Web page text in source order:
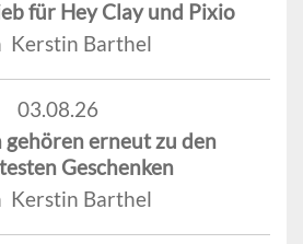
für Hey Clay und Pixio
Kerstin Barthel
03.08.26
gehören erneut zu den
Geschenken
Kerstin Barthel